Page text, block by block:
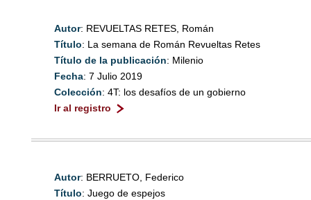
Autor: REVUELTAS RETES, Román
Título: La semana de Román Revueltas Retes
Título de la publicación: Milenio
Fecha: 7 Julio 2019
Colección: 4T: los desafíos de un gobierno
Ir al registro
Autor: BERRUETO, Federico
Título: Juego de espejos